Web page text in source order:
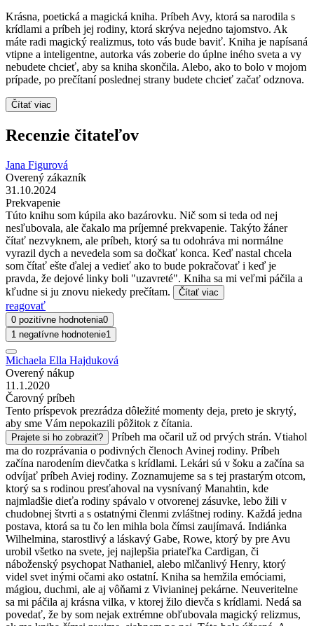
Krásna, poetická a magická kniha. Príbeh Avy, ktorá sa narodila s
krídlami a príbeh jej rodiny, ktorá skrýva nejedno tajomstvo. Ak
máte radi magický realizmus, toto vás bude baviť. Kniha je napísaná
vtipne a inteligentne, autorka vás zoberie do úplne iného sveta a vy
nebudete chcieť, aby sa kniha skončila. Alebo, ako to bolo v mojom
prípade, po prečítaní poslednej strany budete chcieť začať odznova.
Čítať viac
Recenzie čitateľov
Jana Figurová
Overený zákazník
31.10.2024
Prekvapenie
Túto knihu som kúpila ako bazárovku. Nič som si teda od nej
nesľubovala, ale čakalo ma príjemné prekvapenie. Takýto žáner
čítať nezvyknem, ale príbeh, ktorý sa tu odohráva mi normálne
vyrazil dych a nevedela som sa dočkať konca. Keď nastal chcela
som čítať ešte ďalej a vedieť ako to bude pokračovať i keď je
pravda, že dejové linky boli "uzavreté". Kniha sa mi veľmi páčila a
kľudne si ju znovu niekedy prečítam.
Čítať viac
reagovať
0 pozitívne hodnotenia0
1 negatívne hodnotenie1
Michaela Ella Hajduková
Overený nákup
11.1.2020
Čarovný príbeh
Tento príspevok prezrádza dôležité momenty deja, preto je skrytý,
aby sme Vám nepokazili pôžitok z čítania.
Prajete si ho zobraziť?
Príbeh ma očaril už od prvých strán. Vtiahol
ma do rozprávania o podivných členoch Avinej rodiny. Príbeh
začína narodením dievčatka s krídlami. Lekári sú v šoku a začína sa
odvíjať príbeh Aviej rodiny. Zoznamujeme sa s tej prastarým otcom,
ktorý sa s rodinou presťahoval na vysnívaný Manahtin, kde
najmladšie dieťa rodiny spávalo v otvorenej zásuvke, lebo žili v
chudobnej štvrti a s ostatnými členmi zvláštnej rodiny. Každá jedna
postava, ktorá sa tu čo len mihla bola čímsi zaujímavá. Indiánka
Wilhelmina, starostlivý a láskavý Gabe, Rowe, ktorý by pre Avu
urobil všetko na svete, jej najlepšia priateľka Cardigan, či
náboženský psychopat Nathaniel, alebo mlčanlivý Henry, ktorý
videl svet inými očami ako ostatní. Kniha sa hemžila emóciami,
mágiou, duchmi, ale aj vôňami z Vivianinej pekárne. Neuveritelne
sa mi páčila aj krásna vilka, v ktorej žilo dievča s krídlami. Nedá sa
povedať, že by som nejak extrémne obľubovala magický relizmus,